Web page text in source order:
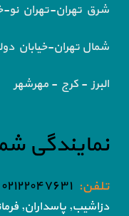
شرق تهران-تهران نو-
شمال تهران-خیابان
البرز - کرج - مهرشهر
نمایندگی
تلفن: ۰۲۱۲۲۰۴۷۶۳۱ -۰۲۱۸۶۰۵۱۸۵۴
دزاشیب, پاسداران,